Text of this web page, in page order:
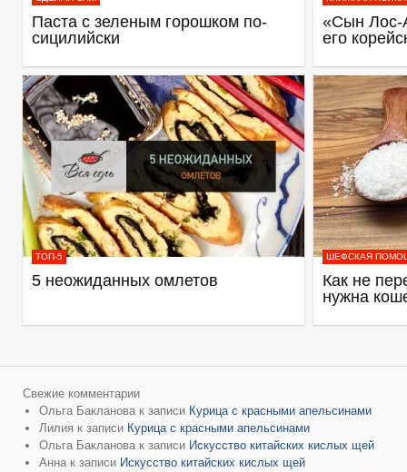
Паста с зеленым горошком по-
сицилийски
«Сын Лос-
его
ТОП-5
5 неожиданных омлетов
ШЕФСКАЯ
Как не
нужна
Свежие комментарии
Ольга Бакланова к записи Курица с красными апельсинами
Лилия к записи Курица с красными апельсинами
Ольга Бакланова к записи Искусство китайских кислых щей
Анна к записи Искусство китайских кислых щей